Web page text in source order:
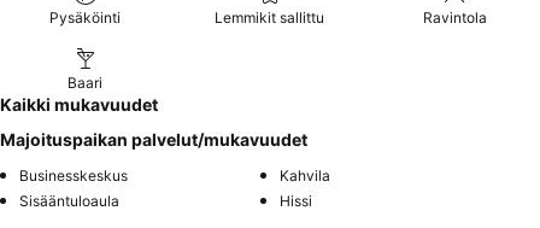
Pysäköinti Lemmikit sallittu Ravintola
Baari
Kaikki mukavuudet
Majoituspaikan palvelut/mukavuudet
Businesskeskus
Kahvila
Sisääntuloaula
Hissi